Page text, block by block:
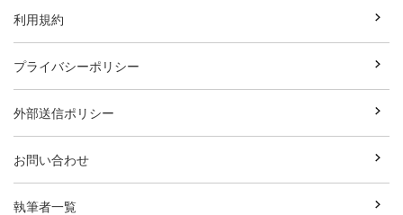
利用規約
プライバシーポリシー
外部送信ポリシー
お問い合わせ
執筆者一覧